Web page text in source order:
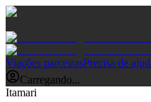
Viações parceirasPrecisa de
Carregando...
Itamari